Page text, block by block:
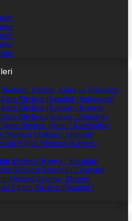
Telefon, Adres ve Bölümleri
Merkezi (İstanbul / Sultangazi)
Merkezi (Karatay / Konya)
Merkezi (Ankara / Altındağ)
Merkezi (İzmir / Karabağlar)
Merkezi (Ankara / Altındağ)
Eğitim Merkezi (Kayseri /
Merkezi (Konya / Selçuklu)
Merkezi (İstanbul / Esenyurt)
Merkezi (Konya / Meram)
Eğitim Merkezi (İstanbul /